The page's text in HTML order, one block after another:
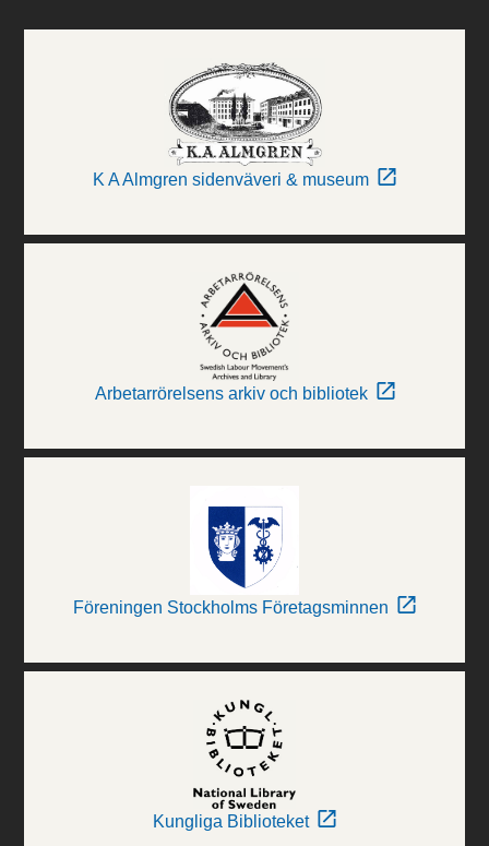
K A Almgren sidenväveri & museum
Arbetarrörelsens arkiv och bibliotek
Föreningen Stockholms Företagsminnen
Kungliga Biblioteket